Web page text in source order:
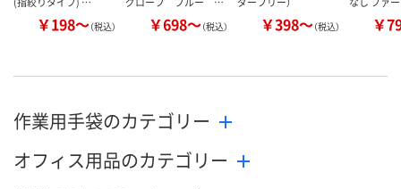
￥198～（税込） ￥698～（税込） ￥398～（税込） ￥
作業用手袋のカテゴリー
オフィス用品のカテゴリー